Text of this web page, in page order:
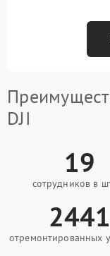
DJI
19
сотрудников в
2441
отремонтированных